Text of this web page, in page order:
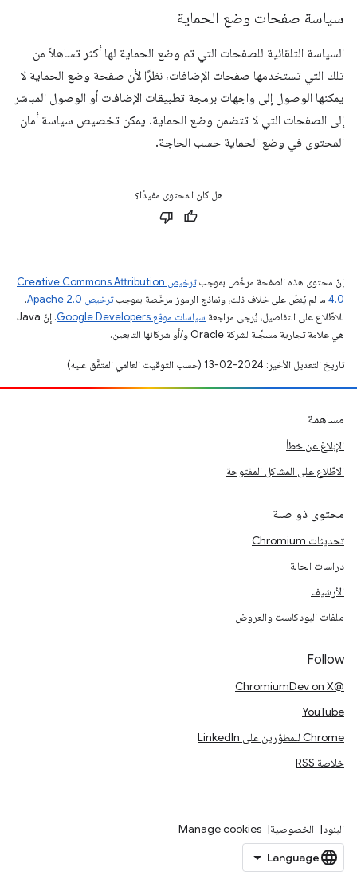
سياسة صفحات وضع الحماية
السياسة التلقائية للصفحات التي تم وضع الحماية لها أكثر تساهلاً من
تلك التي تستخدمها صفحات الإضافات، نظرًا لأن صفحة وضع الحماية لا
يمكنها الوصول إلى واجهات برمجة تطبيقات الإضافات أو الوصول المباشر
إلى الصفحات التي لا تتضمن وضع الحماية. يمكن تخصيص سياسة أمان
المحتوى في وضع الحماية حسب الحاجة.
هل كان المحتوى مفيدًا؟
إنّ محتوى هذه الصفحة مرخّص بموجب
ترخيص Creative Commons Attribution
4.0‏ ما لم يُنصّ على خلاف ذلك، ونماذج الرموز مرخّصة بموجبترخيص Apache 2.0‏
.
للاطّلاع على التفاصيل، يُرجى مراجعة سياسات موقع Google Developers‏
. إنّ Java
هي علامة تجارية مسجَّلة لشركة Oracle و/أو شركائها التابعين.
تاريخ التعديل الأخير: 2024-02-13 (حسب التوقيت العالمي المتفَّق عليه)
مساهمة
الإبلاغ عن خطأ
الاطّلاع على المشاكل المفتوحة
محتوى ذو صلة
تحديثات Chromium
دراسات الحالة
الأرشيف
ملفات البودكاست والعروض
Follow
@ChromiumDev on X
YouTube
Chrome للمطوّرين على LinkedIn
خلاصة RSS
البنود الخصوصية Manage cookies